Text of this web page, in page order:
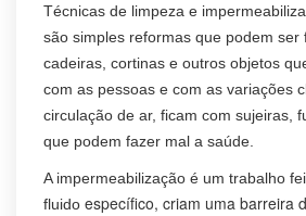
Técnicas de limpeza e
são simples reformas que podem ser
cadeiras, cortinas e outros objetos
com as pessoas e com as variações
circulação de ar, ficam com sujeiras,
que podem fazer mal a saúde.
A impermeabilização é um trabalho
fluido específico, criam uma barreira